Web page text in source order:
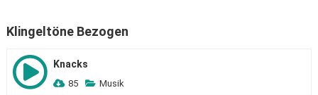
Klingeltöne Bezogen
Knacks
85 Musik